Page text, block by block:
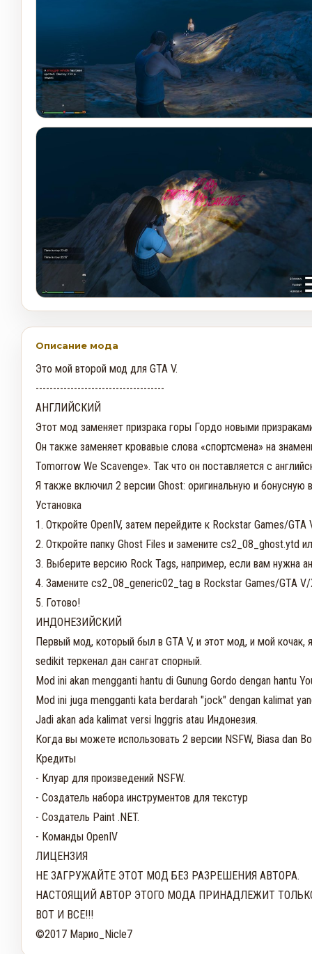
Описание мода
Это мой второй мод для GTA V.
-------------------------------------
АНГЛИЙСКИЙ
Этот мод заменяет призрака горы Гордо новыми
Он также заменяет кровавые слова «спортсмена» на
Tomorrow We Scavenge». Так что он поставляется с
Я также включил 2 версии Ghost: оригинальную и бонусную
Установка
1. Откройте OpenIV, затем перейдите к Rockstar Games/
2. Откройте папку Ghost Files и замените cs2_08_ghost.ytd
3. Выберите версию Rock Tags, например, если вам нужна
4. Замените cs2_08_generic02_tag в Rockstar Games/GTA
5. Готово!
ИНДОНЕЗИЙСКИЙ
Первый мод, который был в GTA V, и этот мод, и мой
sedikit теркенал дан сангат спорный.
Mod ini akan mengganti hantu di Gunung Gordo dengan hantu
Mod ini juga mengganti kata berdarah "jock" dengan kalimat
Jadi akan ada kalimat versi Inggris atau Индонезия.
Когда вы можете использовать 2 версии NSFW, Biasa dan
Кредиты
- Клуар для произведений NSFW.
- Создатель набора инструментов для текстур
- Создатель Paint .NET.
- Команды OpenIV
ЛИЦЕНЗИЯ
НЕ ЗАГРУЖАЙТЕ ЭТОТ МОД БЕЗ РАЗРЕШЕНИЯ АВТОРА.
НАСТОЯЩИЙ АВТОР ЭТОГО МОДА ПРИНАДЛЕЖИТ ТОЛЬКО
ВОТ И ВСЕ!!!
©2017 Марио_Nicle7